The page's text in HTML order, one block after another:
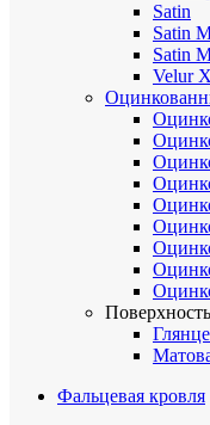
Satin
Satin
Satin
Velur
Поверхность
Фальцевая кровля